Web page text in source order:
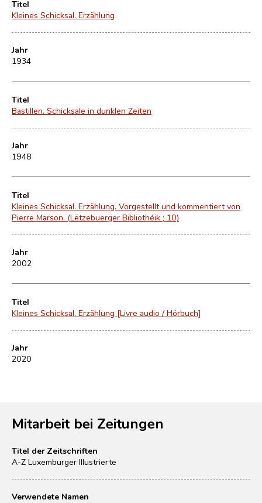
Titel
Kleines Schicksal. Erzählung
Jahr
1934
Titel
Bastillen. Schicksale in dunklen Zeiten
Jahr
1948
Titel
Kleines Schicksal. Erzählung. Vorgestellt und kommentiert von
Pierre Marson. (Lëtzebuerger Bibliothéik ; 10)
Jahr
2002
Titel
Kleines Schicksal. Erzählung [Livre audio / Hörbuch]
Jahr
2020
Mitarbeit bei Zeitungen
Titel der Zeitschriften
A-Z Luxemburger Illustrierte
Verwendete Namen